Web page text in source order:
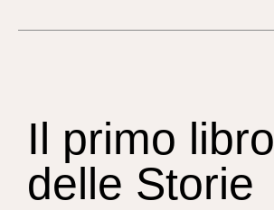
Il primo libro
delle Storie